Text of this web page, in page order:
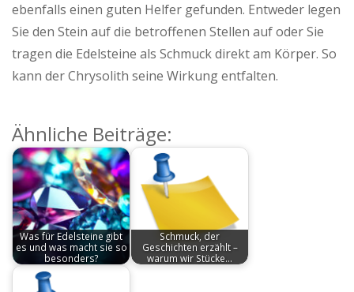
ebenfalls einen guten Helfer gefunden. Entweder legen
Sie den Stein auf die betroffenen Stellen auf oder Sie
tragen die Edelsteine als Schmuck direkt am Körper. So
kann der Chrysolith seine Wirkung entfalten.
Ähnliche Beiträge:
Was für Edelsteine gibt
es und was macht sie so
besonders?
Schmuck, der
Geschichten erzählt –
warum wir Stücke…